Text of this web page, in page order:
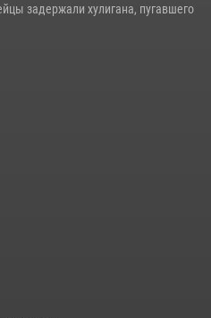
задержали хулигана, пугавшего